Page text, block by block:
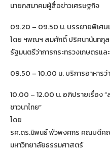
นายกสมาคมผู้สื่อข่าวเศรษฐกิจ
09.20 – 09.50 น. บรรยายพิเศษ
โดย ฯพณฯ สมศักดิ์ ปริศนานันทกุล
รัฐมนตรีว่าการกระทรวงเกษตรแ
09.50 – 10.00 น. บริการอาหารว่
10.00 – 12.00 น. อภิปรายเรื่อง
ชาวนาไทย”
โดย
รศ.ดร.นิพนธ์ พัวพงศกร คณบดีค
มหาวิทยาลัยธรรมศาสตร์